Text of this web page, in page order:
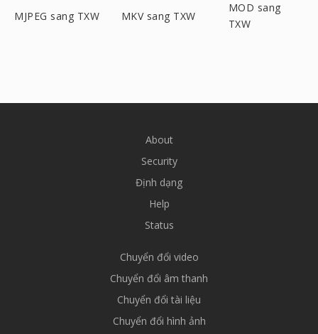
MJPEG sang TXW MKV sang TXW
MOD sang
TXW
About
Security
Định dạng
Help
Status
Chuyển đổi video
Chuyển đổi âm thanh
Chuyển đổi tài liệu
Chuyển đổi hình ảnh